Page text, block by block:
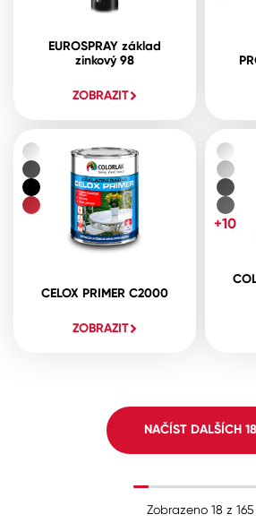
EUROSPRAY základ
zinkový 98
ZOBRAZIT
CELOX PRIMER C2000
ZOBRAZIT
+10
NAČÍST DALŠÍCH 18
Zobrazeno 18 z 165